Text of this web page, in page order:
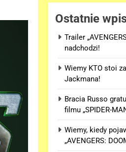
Ostatnie
Trailer
nadchodzi!
Wiemy KTO stoi
Jackmana!
Bracia Russo
filmu „SPIDER-
Wiemy, kiedy
„AVENGERS: